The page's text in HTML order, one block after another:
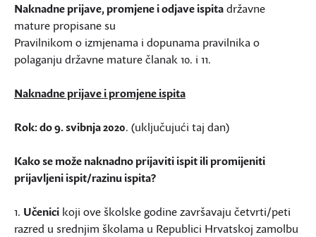
Naknadne prijave, promjene i odjave ispitadržavne
mature propisane su
Pravilnikom o izmjenama i dopunama pravilnika o
polaganju državne mature članak 10. i 11.
Naknadne prijave i promjene ispita
Rok: do 9. svibnja 2020. (uključujući taj dan)
Kako se može naknadno prijaviti ispit ili promijeniti
prijavljeni ispit/razinu ispita?
1. Učenici koji ove školske godine završavaju četvrti/peti
razred u srednjim školama u Republici Hrvatskoj zamolbu